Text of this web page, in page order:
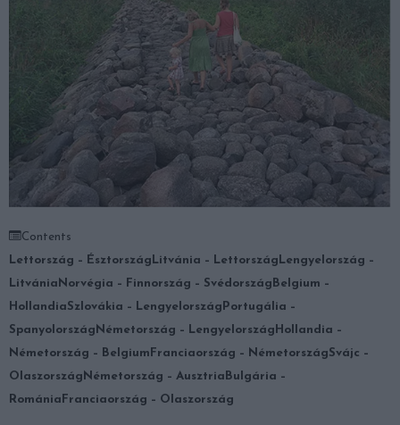
Contents
Lettország – Észtország Litvánia – Lettország Lengyelország –
Litvánia Norvégia – Finnország – Svédország Belgium –
HollandiaSzlovákia – Lengyelország Portugália –
Spanyolország Németország – Lengyelország Hollandia –
Németország – Belgium Franciaország – NémetországSvájc –
Olaszország Németország – Ausztria Bulgária –
Románia Franciaország – Olaszország